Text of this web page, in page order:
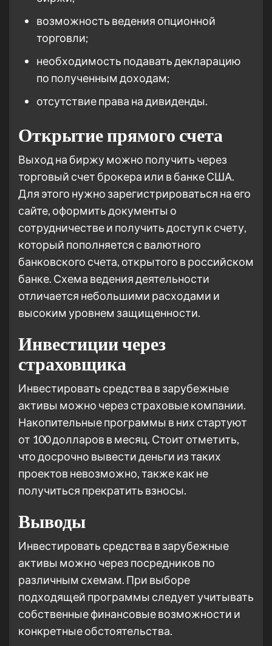
возможность ведения опционной
торговли;
необходимость подавать декларацию
по полученным доходам;
отсутствие права на дивиденды.
Открытие прямого счета
Выход на биржу можно получить через
торговый счет брокера или в банке США.
Для этого нужно зарегистрироваться на его
сайте, оформить документы о
сотрудничестве и получить доступ к счету,
который пополняется с валютного
банковского счета, открытого в российском
банке. Схема ведения деятельности
отличается небольшими расходами и
высоким уровнем защищенности.
Инвестиции через
страховщика
Инвестировать средства в зарубежные
активы можно через страховые компании.
Накопительные программы в них стартуют
от 100 долларов в месяц. Стоит отметить,
что досрочно вывести деньги из таких
проектов невозможно, также как не
получиться прекратить взносы.
Выводы
Инвестировать средства в зарубежные
активы можно через посредников по
различным схемам. При выборе
подходящей программы следует учитывать
собственные финансовые возможности и
конкретные обстоятельства.